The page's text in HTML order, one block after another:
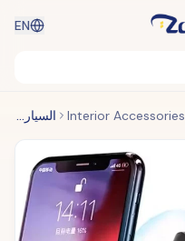
EN
Interior Accessories السيارات لقط شاحن سيارة لاسلكي